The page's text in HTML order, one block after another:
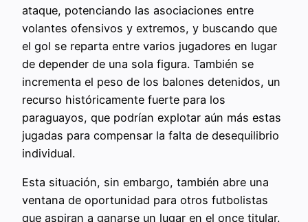
ataque, potenciando las asociaciones entre
volantes ofensivos y extremos, y buscando que
el gol se reparta entre varios jugadores en lugar
de depender de una sola figura. También se
incrementa el peso de los balones detenidos, un
recurso históricamente fuerte para los
paraguayos, que podrían explotar aún más estas
jugadas para compensar la falta de desequilibrio
individual.
Esta situación, sin embargo, también abre una
ventana de oportunidad para otros futbolistas
que aspiran a ganarse un lugar en el once titular.